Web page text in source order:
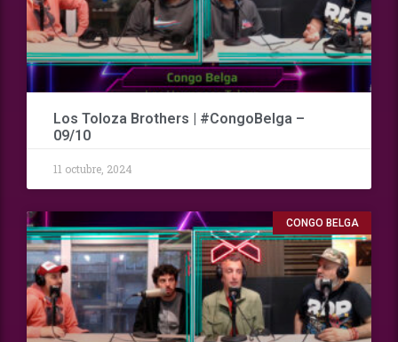
Los Toloza Brothers | #CongoBelga –
09/10
11 octubre, 2024
CONGO BELGA